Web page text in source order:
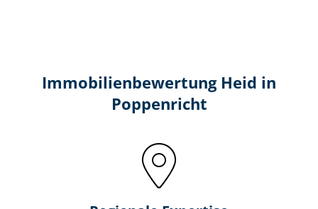
Immobilien­bewertung Heid in
Poppenricht